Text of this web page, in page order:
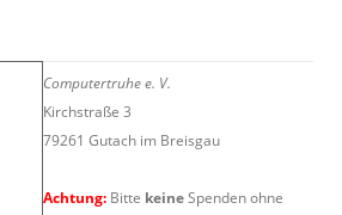
Computertruhe e. V.
Kirchstraße 3
79261 Gutach im Breisgau
Achtung: Bitte keineSpenden ohne